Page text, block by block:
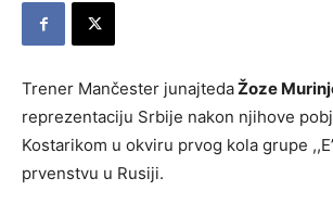
Trener Mančester junajtedaŽoze
reprezentaciju Srbije nakon njihove
Kostarikom u okviru prvog kola grupe
prvenstvu u Rusiji.